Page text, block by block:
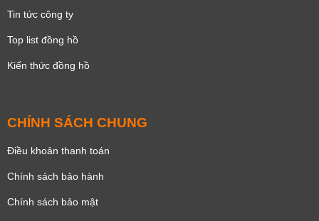
Tin tức công ty
Top list đồng hồ
Kiến thức đồng hồ
CHÍNH SÁCH CHUNG
Điều khoản thanh toán
Chính sách bảo hành
Chính sách bảo mật